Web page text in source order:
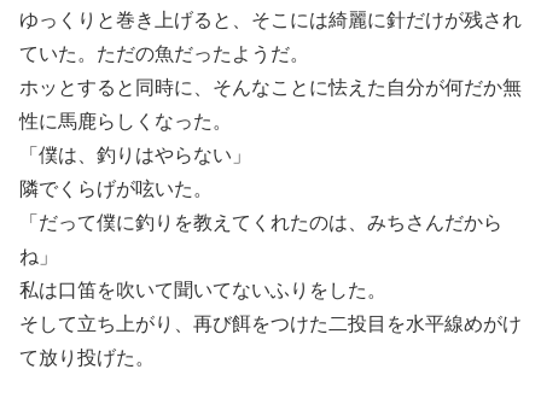
ゆっくりと巻き上げると、そこには綺麗に針だけが残され
ていた。ただの魚だったようだ。
ホッとすると同時に、そんなことに怯えた自分が何だか無
性に馬鹿らしくなった。
「僕は、釣りはやらない」
隣でくらげが呟いた。
「だって僕に釣りを教えてくれたのは、みちさんだから
ね」
私は口笛を吹いて聞いてないふりをした。
そして立ち上がり、再び餌をつけた二投目を水平線めがけ
て放り投げた。